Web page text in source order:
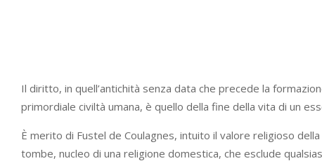
Il diritto, in quell’antichità senza data che precede la
primordiale civiltà umana, è quello della fine della vita di un
È merito di Fustel de Coulagnes, intuito il valore religioso
tombe, nucleo di una religione domestica, che esclude